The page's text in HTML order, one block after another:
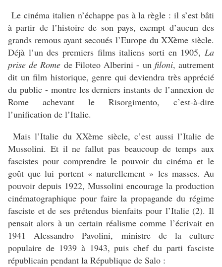
Le cinéma italien n’échappe pas à la règle : il s’est bâti
à partir de l’histoire de son pays, exempt d’aucun des
grands remous ayant secoués l’Europe du XXème siècle.
Déjà l’un des premiers films italiens sorti en 1905, La
prise de Rome de Filoteo Alberini - un filoni, autrement
dit un film historique, genre qui deviendra très apprécié
du public - montre les derniers instants de l’annexion de
Rome achevant le Risorgimento, c’est-à-dire
l’unification de l’Italie.
Mais l’Italie du XXème siècle, c’est aussi l’Italie de
Mussolini. Et il ne fallut pas beaucoup de temps aux
fascistes pour comprendre le pouvoir du cinéma et le
goût que lui portent « naturellement » les masses. Au
pouvoir depuis 1922, Mussolini encourage la production
cinématographique pour faire la propagande du régime
fasciste et de ses prétendus bienfaits pour l’Italie (2). Il
pensait alors à un certain réalisme comme l’écrivait en
1941 Alessandro Pavolini, ministre de la culture
populaire de 1939 à 1943, puis chef du parti fasciste
républicain pendant la République de Salo :